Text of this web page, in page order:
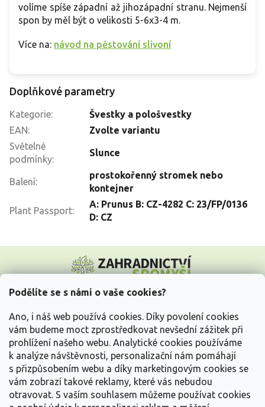
Podělíte se s námi o vaše cookies?
Ano, i náš web používá cookies. Díky povolení cookies
vám budeme moct zprostředkovat nevšední zážitek při
prohlížení našeho webu. Analytické cookies používáme
k analýze návštěvnosti, personalizační nám pomáhají
s přizpůsobením webu a díky marketingovým cookies se
vám zobrazí takové reklamy, které vás nebudou
otravovat. S vaším souhlasem můžeme používat cookies
volíme spíše západní až jihozápadní stranu. Nejmenší
spon by měl být o velikosti 5-6x3-4 m.
Více na: návod na pěstování slivoní
Doplňkové parametry
Kategorie:
Švestky a pološvestky
EAN:
Zvolte variantu
Světelné
podmínky:
Slunce
Balení:
prostokořenný stromek nebo
kontejner
Plant Passport:
A: Prunus B: CZ-4282 C: 23/FP/0136
D: CZ
p
Vše o nákupu
Informace pro Vás
Kontakujte nás